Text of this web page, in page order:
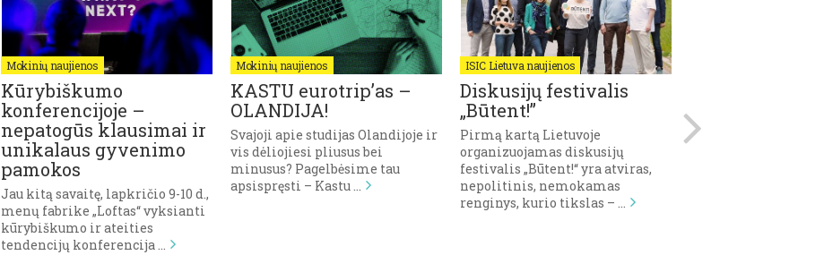
Mokinių naujienos
Kūrybiškumo
konferencijoje –
nepatogūs klausimai ir
unikalaus gyvenimo
pamokos
Jau kitą savaitę, lapkričio 9-10 d.,
menų fabrike „Loftas“ vyksianti
kūrybiškumo ir ateities
tendencijų konferencija …
Mokinių naujienos
KASTU eurotrip’as –
OLANDIJA!
Svajoji apie studijas Olandijoje ir
vis dėliojiesi pliusus bei
minusus? Pagelbėsime tau
apsispręsti – Kastu …
ISIC Lietuva naujienos
Diskusijų festivalis
„Būtent!”
Pirmą kartą Lietuvoje
organizuojamas diskusijų
festivalis „Būtent!“ yra atviras,
nepolitinis, nemokamas
renginys, kurio tikslas – …
pagrindą